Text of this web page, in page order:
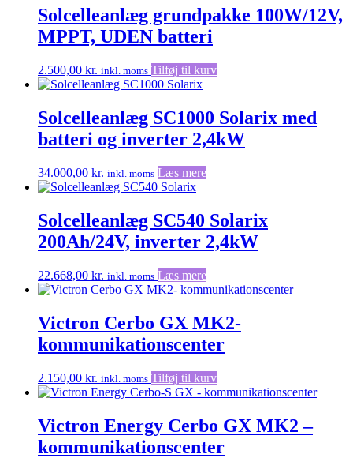
Solcelleanlæg grundpakke 100W/12V,
MPPT, UDEN batteri
2.500,00 kr. inkl. moms Tilføj til kurv
Solcelleanlæg SC1000 Solarix med
batteri og inverter 2,4kW
34.000,00 kr. inkl. moms Læs mere
Solcelleanlæg SC540 Solarix
200Ah/24V, inverter 2,4kW
22.668,00 kr. inkl. moms Læs mere
Victron Cerbo GX MK2-
kommunikationscenter
2.150,00 kr. inkl. moms Tilføj til kurv
Victron Energy Cerbo GX MK2 –
kommunikationscenter